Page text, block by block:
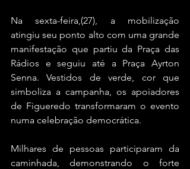
Na sexta-feira,(27), a mobilização
atingiu seu ponto alto com uma grande
manifestação que partiu da Praça das
Rádios e seguiu até a Praça Ayrton
Senna. Vestidos de verde, cor que
simboliza a campanha, os apoiadores
de Figueredo transformaram o evento
numa celebração democrática.
Milhares de pessoas participaram da
caminhada, demonstrando o forte